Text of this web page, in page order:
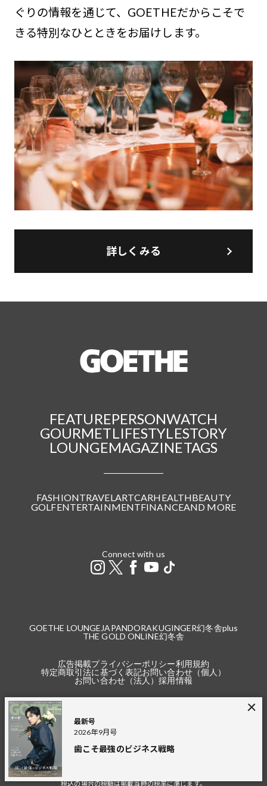
ぐりの情報を通じて、GOETHEだからこそで
きる特別なひとときをお届けします。
詳しくみる
最新号
2026年9月号
歯こそ最強のビジネス戦略
FEATUREPERSONWATCH
GOURMETLIFESTYLESTORY
LOUNGEMAGAZINETAGS
FASHIONTRAVELARTCARHEALTHBEAUTY
GOLFENTERTAINMENTFINANCEAND MORE
Connect with us
GOETHE LOUNGE JAPANDORAKUGINGER幻冬舎plus
THE GOLD ONLINE幻冬舎
広告掲載プライバシーポリシー利用規約
特定商取引法に基づく表記お問い合わせ（個人）
お問い合わせ（法人）採用情報
※本サイトで掲載している商品の価格は2021年4月24日以降の記事より税込（本
体価格＋税）の金額です。
2021年4月23日以前の記事は、税込と記載している場合を除き、本体価格（税
税込の場合の税額は掲載当時の税率に準じます。